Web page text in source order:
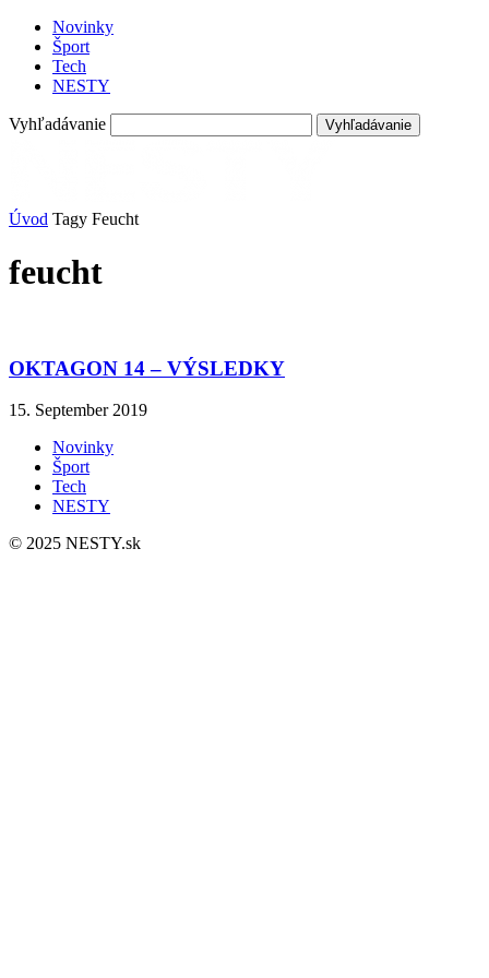
Novinky
Šport
Tech
NESTY
Vyhľadávanie
Úvod Tagy Feucht
feucht
OKTAGON 14 – VÝSLEDKY
15. September 2019
Novinky
Šport
Tech
NESTY
© 2025 NESTY.sk